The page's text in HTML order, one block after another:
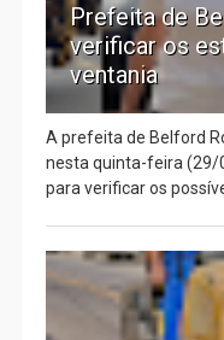
Prefeita de
verificar os
ventania
A prefeita de Belford
nesta quinta-feira (29/
para verificar os